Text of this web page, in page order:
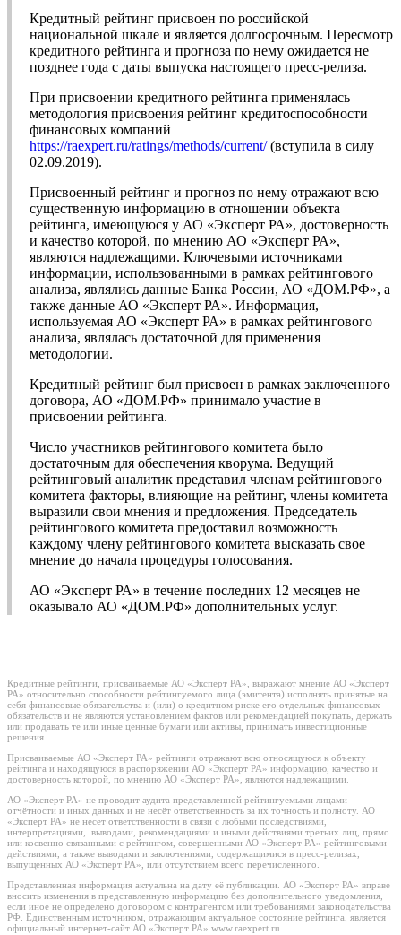
Кредитный рейтинг присвоен по российской
национальной шкале и является долгосрочным. Пересмотр
кредитного рейтинга и прогноза по нему ожидается не
позднее года с даты выпуска настоящего пресс-релиза.
При присвоении кредитного рейтинга применялась
методология присвоения рейтинг кредитоспособности
финансовых компаний
https://raexpert.ru/ratings/methods/current/(вступила в силу
02.09.2019).
Присвоенный рейтинг и прогноз по нему отражают всю
существенную информацию в отношении объекта
рейтинга, имеющуюся у АО «Эксперт РА», достоверность
и качество которой, по мнению АО «Эксперт РА»,
являются надлежащими. Ключевыми источниками
информации, использованными в рамках рейтингового
анализа, являлись данные Банка России, АО «ДОМ.РФ», а
также данные АО «Эксперт РА». Информация,
используемая АО «Эксперт РА» в рамках рейтингового
анализа, являлась достаточной для применения
методологии.
Кредитный рейтинг был присвоен в рамках заключенного
договора, АО «ДОМ.РФ» принимало участие в
присвоении рейтинга.
Число участников рейтингового комитета было
достаточным для обеспечения кворума. Ведущий
рейтинговый аналитик представил членам рейтингового
комитета факторы, влияющие на рейтинг, члены комитета
выразили свои мнения и предложения. Председатель
рейтингового комитета предоставил возможность
каждому члену рейтингового комитета высказать свое
мнение до начала процедуры голосования.
АО «Эксперт РА» в течение последних 12 месяцев не
оказывало АО «ДОМ.РФ» дополнительных услуг.
Кредитные рейтинги, присваиваемые АО «Эксперт РА», выражают мнение АО «Эксперт
РА» относительно способности рейтингуемого лица (эмитента) исполнять принятые на
себя финансовые обязательства и (или) о кредитном риске его отдельных финансовых
обязательств и не являются установлением фактов или рекомендацией покупать, держать
или продавать те или иные ценные бумаги или активы, принимать инвестиционные
решения.
Присваиваемые АО «Эксперт РА» рейтинги отражают всю относящуюся к объекту
рейтинга и находящуюся в распоряжении АО «Эксперт РА» информацию, качество и
достоверность которой, по мнению АО «Эксперт РА», являются надлежащими.
АО «Эксперт РА» не проводит аудита представленной рейтингуемыми лицами
отчётности и иных данных и не несёт ответственность за их точность и полноту. АО
«Эксперт РА» не несет ответственности в связи с любыми последствиями,
интерпретациями, выводами, рекомендациями и иными действиями третьих лиц, прямо
или косвенно связанными с рейтингом, совершенными АО «Эксперт РА» рейтинговыми
действиями, а также выводами и заключениями, содержащимися в пресс-релизах,
выпущенных АО «Эксперт РА», или отсутствием всего перечисленного.
Представленная информация актуальна на дату её публикации. АО «Эксперт РА» вправе
вносить изменения в представленную информацию без дополнительного уведомления,
если иное не определено договором с контрагентом или требованиями законодательства
РФ. Единственным источником, отражающим актуальное состояние рейтинга, является
официальный интернет-сайт АО «Эксперт РА» www.raexpert.ru.